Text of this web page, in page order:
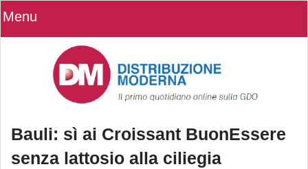
Menu
Bauli: sì ai Croissant BuonEssere
senza lattosio alla ciliegia